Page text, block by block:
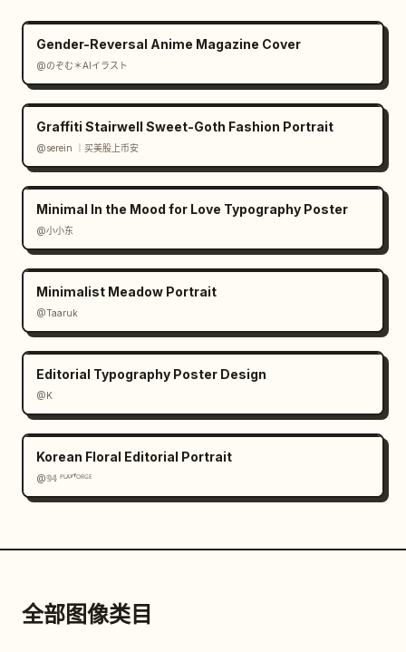
Gender-Reversal Anime Magazine Cover
@のぞむ＊AIイラスト
Graffiti Stairwell Sweet-Goth Fashion Portrait
@serein ｜买美股上币安
Minimal In the Mood for Love Typography Poster
@小小东
Minimalist Meadow Portrait
@Taaruk
Editorial Typography Poster Design
@K
Korean Floral Editorial Portrait
@𝟡𝟜 ᴾᴸᴬʸᶠᴼᴿᴳᴱ
全部图像类目